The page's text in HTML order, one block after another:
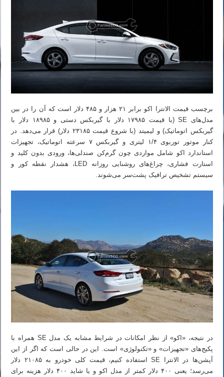
برچسب قیمت الانترا اکو برابر ۲۱ هزار و ۴۸۵ دلار است که آن را در بین
مدل‌های SE (با قیمت ۱۷۹۸۵ دلار با گیربکس دستی و ۱۸۹۸۵ دلار با
گیربکس اتوماتیک) و لیمیتد (با شروع قیمت ۲۳۱۸۵ دلار) قرار می‌دهد. در
کنار موتور توربوی ۱/۴ لیتری و گیربکس ۷ سرعته اتوماتیک، تجهیزات
استاندارد اکو شامل مواردی چون گرم‌کن صندلی‌ها، ورودی بدون کلید و
استارت فشاری، چراغ‌های روشنایی روزانه LED، هشدار نقطه کور و
سیستم تشخیص ترافیک پشت‌سر می‌شوند.
در نتیجه، «اکو» از نظر امکانات در شرایط مشابه یک مدل SE همراه با
پکیج‌های «تجهیزات» و «تکنولوژی» است. این در حالی است که اگر از این
آپشن‌ها در الانترا SE استفاده کنیم، قیمت کلی خودرو به ۲۱۰۸۵ دلار
می‌رسد؛‌ یعنی ۴۰۰ دلار کمتر از مدل اکو و یا شاید ۴۰۰ دلار هزینه برای